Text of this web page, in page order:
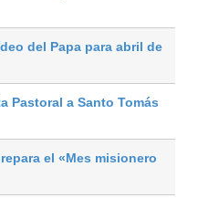
del Papa para abril de
Pastoral a Santo Tomás
el «Mes misionero